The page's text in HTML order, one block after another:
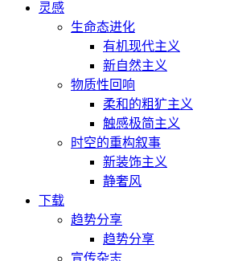
灵感
生命态进化
有机现代主义
新自然主义
物质性回响
柔和的粗犷主义
触感极简主义
时空的重构叙事
新装饰主义
静奢风
下载
趋势分享
趋势分享
宣传杂志